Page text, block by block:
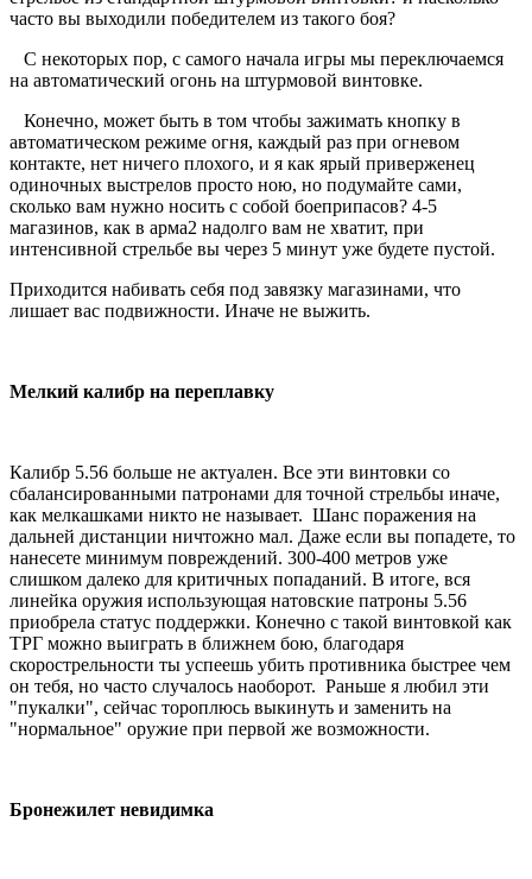
часто вы выходили победителем из такого боя?
С некоторых пор, с самого начала игры мы переключаемся
на автоматический огонь на штурмовой винтовке.
Конечно, может быть в том чтобы зажимать кнопку в
автоматическом режиме огня, каждый раз при огневом
контакте, нет ничего плохого, и я как ярый приверженец
одиночных выстрелов просто ною, но подумайте сами,
сколько вам нужно носить с собой боеприпасов? 4-5
магазинов, как в арма2 надолго вам не хватит, при
интенсивной стрельбе вы через 5 минут уже будете пустой.
Приходится набивать себя под завязку магазинами, что
лишает вас подвижности. Иначе не выжить.
Мелкий калибр на переплавку
Калибр 5.56 больше не актуален. Все эти винтовки со
сбалансированными патронами для точной стрельбы иначе,
как мелкашками никто не называет. Шанс поражения на
дальней дистанции ничтожно мал. Даже если вы попадете, то
нанесете минимум повреждений. 300-400 метров уже
слишком далеко для критичных попаданий. В итоге, вся
линейка оружия использующая натовские патроны 5.56
приобрела статус поддержки. Конечно с такой винтовкой как
ТРГ можно выиграть в ближнем бою, благодаря
скорострельности ты успеешь убить противника быстрее чем
он тебя, но часто случалось наоборот. Раньше я любил эти
"пукалки", сейчас тороплюсь выкинуть и заменить на
"нормальное" оружие при первой же возможности.
Бронежилет невидимка